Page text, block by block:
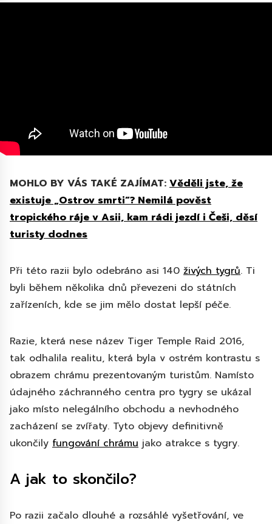
MOHLO BY VÁS TAKÉ ZAJÍMAT: Věděli jste, že
existuje „Ostrov smrti“? Nemilá pověst
tropického ráje v Asii, kam rádi jezdí i Češi, děsí
turisty dodnes
Při této razii bylo odebráno asi 140 živých tygrů. Ti
byli během několika dnů převezeni do státních
zařízeních, kde se jim mělo dostat lepší péče.
Razie, která nese název Tiger Temple Raid 2016,
tak odhalila realitu, která byla v ostrém kontrastu s
obrazem chrámu prezentovaným turistům. Namísto
údajného záchranného centra pro tygry se ukázal
jako místo nelegálního obchodu a nevhodného
zacházení se zvířaty. Tyto objevy definitivně
ukončily fungování chrámu jako atrakce s tygry.
A jak to skončilo?
Po razii začalo dlouhé a rozsáhlé vyšetřování, ve